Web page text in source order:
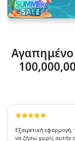
Εξαιρετική
να ζήσω χωρίς αυτήν